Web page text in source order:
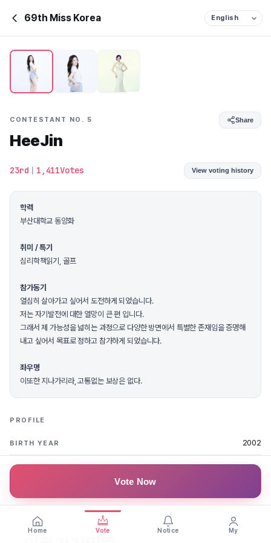
69th Miss Korea
CONTESTANT NO. 5 Share
HeeJin
23rd | 1,411Votes View voting history
학력
부산대학교 동양화
취미 / 특기
심리학책읽기, 골프
참가동기
열심히 살아가고 싶어서 도전하게 되었습니다.
저는 자기발전에 대한 열망이 큰 편 입니다.
그래서 제 가능성을 넓히는 과정으로 다양한 방면에서 특별한 존재임을 증명해
내고 싶어서 목표로 정하고 참가하게 되었습니다.
좌우명
이또한 지나가리라, 고통없는 보상은 없다.
PROFILE
BIRTH YEAR 2002
HEIGHT 170 cm
DREAM 조명 디자이너
Vote Now
Home Vote Notice My